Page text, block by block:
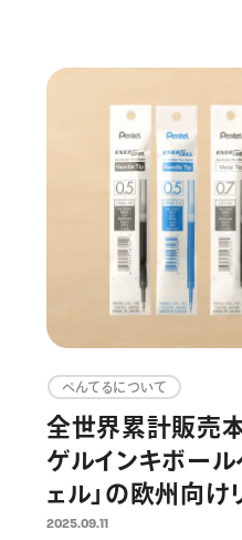
ぺんてるについて
全世界累計販売
ゲルインキボール
ェル」の欧州向け
ケージに全面切
2025.09.11